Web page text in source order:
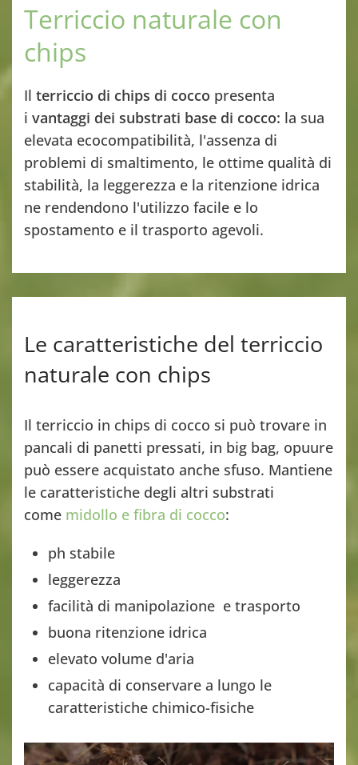
Terriccio naturale con
chips
Il terriccio di chips di cocco presenta
i vantaggi dei substrati base di cocco: la sua
elevata ecocompatibilità, l'assenza di
problemi di smaltimento, le ottime qualità di
stabilità, la leggerezza e la ritenzione idrica
ne rendendono l'utilizzo facile e lo
spostamento e il trasporto agevoli.
Le caratteristiche del terriccio
naturale con chips
Il terriccio in chips di cocco si può trovare in
pancali di panetti pressati, in big bag, opuure
può essere acquistato anche sfuso. Mantiene
le caratteristiche degli altri substrati
come midollo e fibra di cocco:
ph stabile
leggerezza
facilità di manipolazione e trasporto
buona ritenzione idrica
elevato volume d'aria
capacità di conservare a lungo le
caratteristiche chimico-fisiche